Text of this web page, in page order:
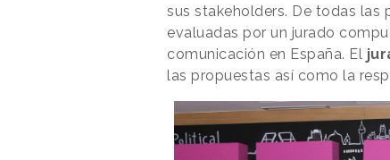
sus stakeholders. De todas las
evaluadas por un jurado
comunicación en España. El
las propuestas así como la